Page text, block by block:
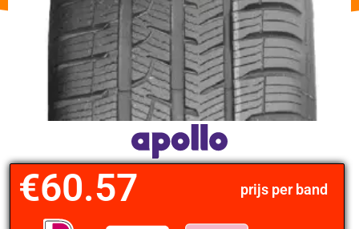
prijs per band
€60.57